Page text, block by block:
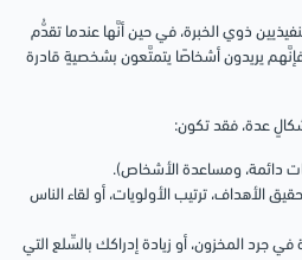
ذوي الخبرة، في حين أنَّها عندما تقدُّم
فإنَّهم يريدون أشخاصًا يتمتَّعون بشخصيةٍ قادرة
عدة، فقد تكون:
دائمة، ومساعدة الأشخاص).
الأهداف، ترتيب الأولويات، أو لقاء الناس
جرد المخزون، أو زيادة إدراكك بالسِّلع التي